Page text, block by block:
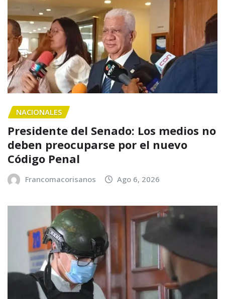
NACIONALES
Presidente del Senado: Los medios no
deben preocuparse por el nuevo
Código Penal
Francomacorisanos Ago 6, 2026